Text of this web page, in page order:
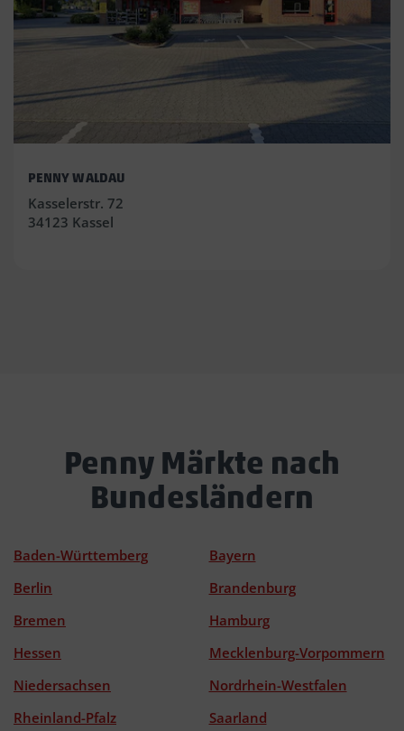
PENNY WALDAU
Kasselerstr. 72
34123 Kassel
Penny Märkte nach
Bundesländern
Baden-Württemberg
Bayern
Berlin
Brandenburg
Bremen
Hamburg
Hessen
Mecklenburg-Vorpommern
Niedersachsen
Nordrhein-Westfalen
Rheinland-Pfalz
Saarland